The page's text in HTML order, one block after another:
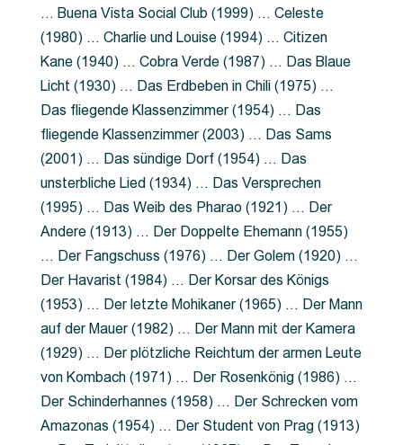
… Buena Vista Social Club (1999) … Celeste
(1980) … Charlie und Louise (1994) … Citizen
Kane (1940) … Cobra Verde (1987) … Das Blaue
Licht (1930) … Das Erdbeben in Chili (1975) …
Das fliegende Klassenzimmer (1954) … Das
fliegende Klassenzimmer (2003) … Das Sams
(2001) … Das sündige Dorf (1954) … Das
unsterbliche Lied (1934) … Das Versprechen
(1995) … Das Weib des Pharao (1921) … Der
Andere (1913) … Der Doppelte Ehemann (1955)
… Der Fangschuss (1976) … Der Golem (1920) …
Der Havarist (1984) … Der Korsar des Königs
(1953) … Der letzte Mohikaner (1965) … Der Mann
auf der Mauer (1982) … Der Mann mit der Kamera
(1929) … Der plötzliche Reichtum der armen Leute
von Kombach (1971) … Der Rosenkönig (1986) …
Der Schinderhannes (1958) … Der Schrecken vom
Amazonas (1954) … Der Student von Prag (1913)